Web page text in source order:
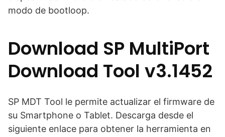
modo de bootloop.
Download SP MultiPort
Download Tool v3.1452
SP MDT Tool le permite actualizar el firmware de
su Smartphone o Tablet. Descarga desde el
siguiente enlace para obtener la herramienta en